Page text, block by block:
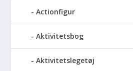
Actionfigur
Aktivitetsbog
Aktivitetslegetøj